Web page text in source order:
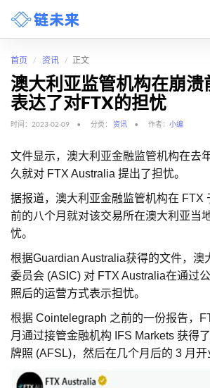
首页 资讯 正文
澳大利亚监管机构在崩溃
表达了对FTX的担忧
时间：2023-02-09 分类： 资讯 作者： 小编
文件显示，澳大利亚金融监管机构在去
久就对 FTX Australia 提出了担忧。
据报道，澳大利亚金融监管机构在 FTX
前的八个月就对该交易所在澳大利亚当
忧。
根据Guardian Australia获得的文件，澳
委员会 (ASIC) 对 FTX Australia在通过
照后的运营方式表示担忧。
根据 Cointelegraph 之前的一份报告，
月通过接管金融机构 IFS Markets 获得
牌照 (AFSL)，然后在几个月后的 3 月开